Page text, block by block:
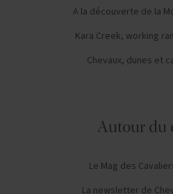
A la découverte de la
Kara Creek, working
Chevaux, dunes et
Autour du
Le Mag des
La newsletter de